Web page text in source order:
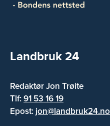
Landbruk 24
Redaktør Jon Trøite
Tlf:91 53 16 19
Epost: jon@landbruk24.no